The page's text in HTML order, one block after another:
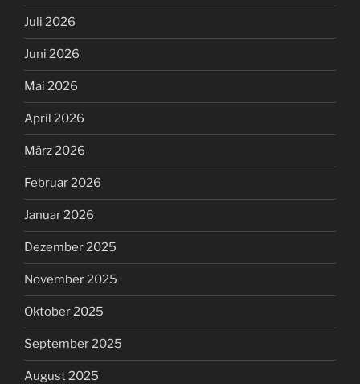
Juli 2026
Juni 2026
Mai 2026
April 2026
März 2026
Februar 2026
Januar 2026
Dezember 2025
November 2025
Oktober 2025
September 2025
August 2025